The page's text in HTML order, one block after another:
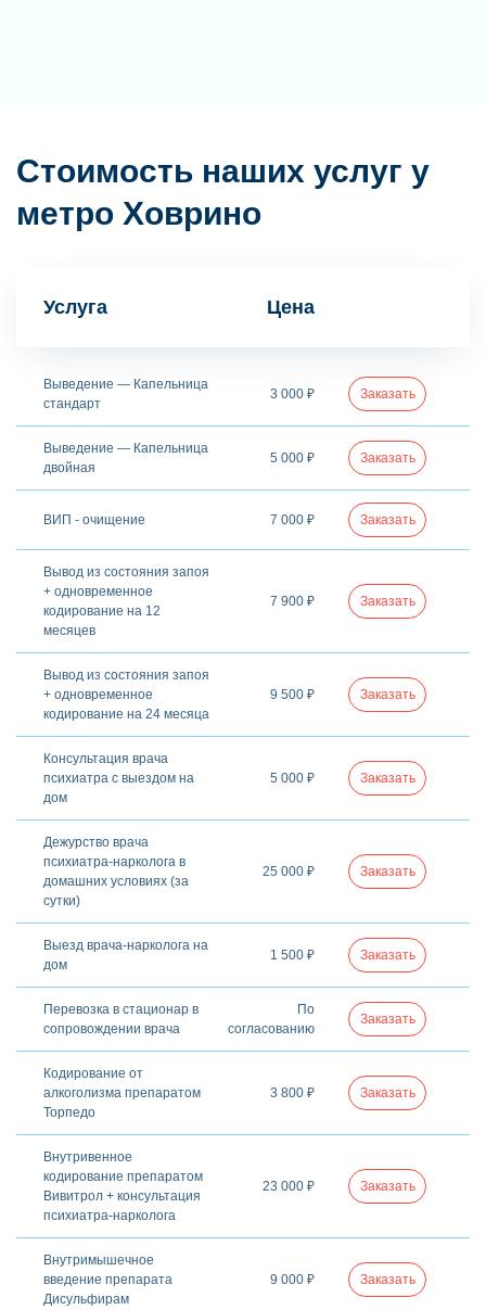
Стоимость наших услуг у
метро Ховрино
Услуга Цена
Выведение — Капельница
стандарт
3 000 ₽ Заказать
Выведение — Капельница
двойная
5 000 ₽ Заказать
ВИП - очищение 7 000 ₽ Заказать
Вывод из состояния запоя
+ одновременное
кодирование на 12
месяцев
7 900 ₽ Заказать
Вывод из состояния запоя
+ одновременное
кодирование на 24 месяца
9 500 ₽ Заказать
Консультация врача
психиатра с выездом на
дом
5 000 ₽ Заказать
Дежурство врача
психиатра-нарколога в
домашних условиях (за
сутки)
25 000 ₽ Заказать
Выезд врача-нарколога на
дом
1 500 ₽ Заказать
Перевозка в стационар в
сопровождении врача
По
согласованию
Заказать
Кодирование от
алкоголизма препаратом
Торпедо
3 800 ₽ Заказать
Внутривенное
кодирование препаратом
Вивитрол + консультация
психиатра-нарколога
23 000 ₽ Заказать
Внутримышечное
введение препарата
Дисульфирам
9 000 ₽ Заказать